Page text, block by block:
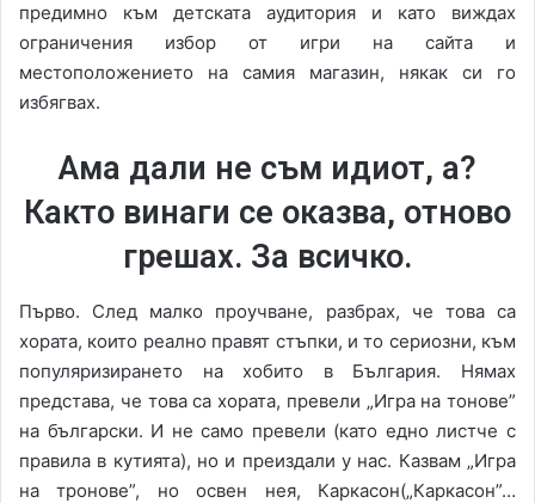
предимно към детската аудитория и като виждах
ограничения избор от игри на сайта и
местоположението на самия магазин, някак си го
избягвах.
Ама дали не съм идиот, а?
Както винаги се оказва, отново
грешах. За всичко.
Първо. След малко проучване, разбрах, че това са
хората, които реално правят стъпки, и то сериозни, към
популяризирането на хобито в България. Нямах
представа, че това са хората, превели „Игра на тонове”
на български. И не само превели (като едно листче с
правила в кутията), но и преиздали у нас. Казвам „Игра
на тронове”, но освен нея, Каркасон(„Каркасон”…